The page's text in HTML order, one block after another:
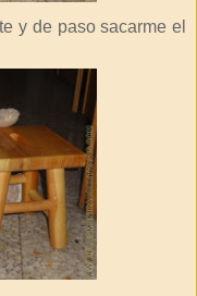
y de paso sacarme el